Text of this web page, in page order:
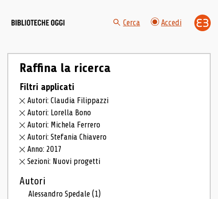
Cerca Accedi
Raffina la ricerca
Filtri applicati
Autori: Claudia Filippazzi
Autori: Lorella Bono
Autori: Michela Ferrero
Autori: Stefania Chiavero
Anno: 2017
Sezioni: Nuovi progetti
Autori
Alessandro Spedale(1)